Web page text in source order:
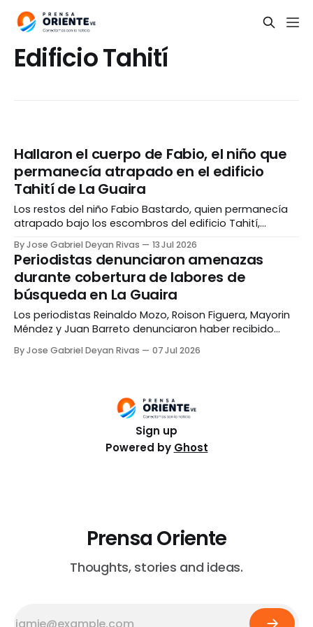
Edificio Tahití
Hallaron el cuerpo de Fabio, el niño que
permanecía atrapado en el edificio
Tahití de La Guaira
Los restos del niño Fabio Bastardo, quien permanecía
atrapado bajo los escombros del edificio Tahití,
madre, Kiriaki Navarro, este lunes, 13 de julio, poniendo
fin a una búsqueda que se extendió por más de dos
semanas. La información fue confirmada
By Jose Gabriel Deyan Rivas 13 Jul 2026
Periodistas denunciaron amenazas
durante cobertura de labores de
búsqueda en La Guaira
Los periodistas Reinaldo Mozo, Roison Figuera, Mayorin
Méndez y Juan Barreto denunciaron haber recibido
búsqueda y rescate en el edificio Tahití de Caraballeda,
By Jose Gabriel Deyan Rivas 07 Jul 2026
Sign up
Powered by Ghost
Prensa Oriente
Thoughts, stories and ideas.